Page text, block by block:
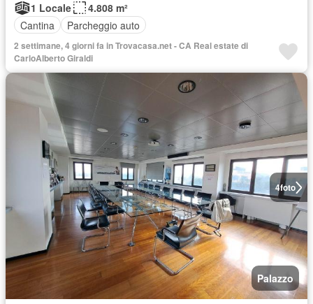
1 Locale
4.808 m²
Cantina
Parcheggio auto
2 settimane, 4 giorni fa in Trovacasa.net - CA Real estate di
CarloAlberto Giraldi
4foto
Palazzo